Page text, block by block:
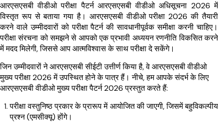
आरएसएसबी वीडीओ परीक्षा पैटर्न आरएसएसबी वीडीओ अधिसूचना 2026 में
विस्तृत रूप से बताया गया है। आरएसएसबी वीडीओ परीक्षा 2026 की तैयारी
करने वाले उम्मीदवारों को परीक्षा पैटर्न की सावधानीपूर्वक समीक्षा करनी चाहिए।
परीक्षा संरचना को समझने से आपको एक प्रभावी अध्ययन रणनीति विकसित करने
में मदद मिलेगी, जिससे आप आत्मविश्वास के साथ परीक्षा दे सकेंगे।
जिन उम्मीदवारों ने आरएसएसबी सीईटी उत्तीर्ण किया है, वे आरएसएसबी वीडीओ
मुख्य परीक्षा 2026 में उपस्थित होने के पात्र हैं। नीचे, हम आपके संदर्भ के लिए
आरएसएसबी वीडीओ मुख्य परीक्षा पैटर्न 2026 प्रस्तुत करते हैं:
परीक्षा वस्तुनिष्ठ प्रकार के प्रारूप में आयोजित की जाएगी, जिसमें बहुविकल्पीय
प्रश्न (एमसीक्यू) होंगे।